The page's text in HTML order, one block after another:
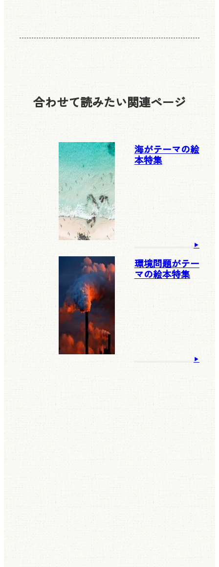
合わせて読みたい関連ページ
海がテーマの絵
本特集
環境問題がテー
マの絵本特集